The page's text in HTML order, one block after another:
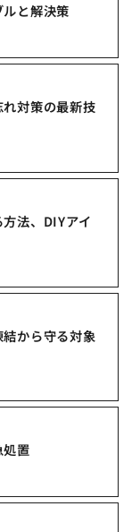
と解決策
対策の最新技
法、DIYアイ
から守る対象
置